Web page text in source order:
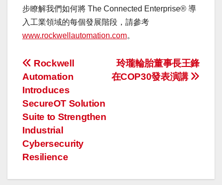
步瞭解我們如何將 The Connected Enterprise® 導
入工業領域的每個發展階段，請參考
www.rockwellautomation.com。
投
稿
ナ
ビ
ゲ
玲瓏輪胎董事長王鋒
在COP30發表演講
Rockwell
Automation
Introduces
SecureOT Solution
Suite to Strengthen
Industrial
Cybersecurity
Resilience